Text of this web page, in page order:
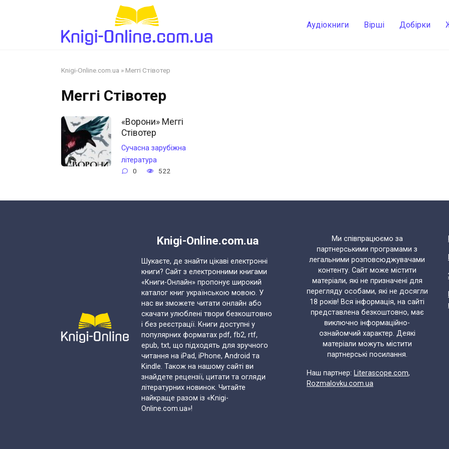
Аудіокниги Вірші Добірки
Knigi-Online.com.ua » Меггі Стівотер
Меггі Стівотер
«Ворони» Меггі
Стівотер
Сучасна зарубіжна
література
0 522
Knigi-Online.com.ua
Шукаєте, де знайти цікаві електронні
книги? Сайт з електронними книгами
«Книги-Онлайн» пропонує широкий
каталог книг українською мовою. У
нас ви зможете читати онлайн або
скачати улюблені твори безкоштовно
і без реєстрації. Книги доступні у
популярних форматах pdf, fb2, rtf,
epub, txt, що підходять для зручного
читання на iPad, iPhone, Android та
Kindle. Також на нашому сайті ви
знайдете рецензії, цитати та огляди
літературних новинок. Читайте
найкраще разом із «Knigi-
Online.com.ua»!
Ми співпрацюємо за
партнерськими програмами з
легальними розповсюджувачами
контенту. Сайт може містити
матеріали, які не призначені для
перегляду особами, які не досягли
18 років! Вся інформація, на сайті
представлена безкоштовно, має
виключно інформаційно-
ознайомчий характер. Деякі
матеріали можуть містити
партнерські посилання.
Наш партнер: Literascope.com,
Rozmalovku.com.ua